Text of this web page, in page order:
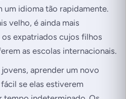
um idioma tão rapidamente.
velho, é ainda mais
expatriados cujos filhos
as escolas internacionais.
jovens, aprender um novo
se elas estiverem